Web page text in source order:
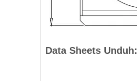
Data Sheets Unduh: